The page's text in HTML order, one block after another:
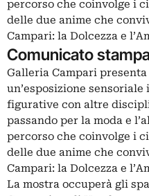
percorso che coinvolge i
delle due anime che
Campari: la Dolcezza e
Comunicato
Galleria Campari
un’esposizione
figurative con altre
passando per la moda e
percorso che coinvolge i
delle due anime che
Campari: la Dolcezza e
La mostra occuperà gli